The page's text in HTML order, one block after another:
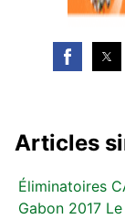
Articles
Éliminatoires
Gabon 2017